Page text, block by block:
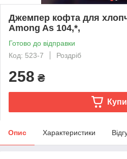
Джемпер кофта для
Among As 104,*,
Готово до відправки
Код: 523-7
Роздріб
258 ₴
Опис Характеристики